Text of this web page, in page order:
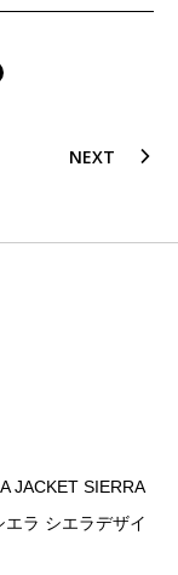
NEXT
JACKET SIERRA
ラ シエラデザイ